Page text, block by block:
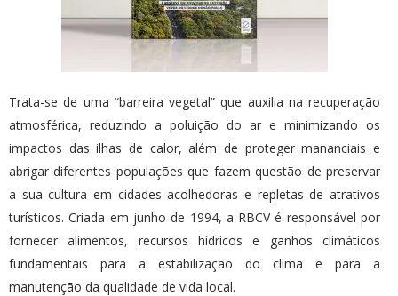
Trata-se de uma “barreira vegetal” que auxilia na recuperação
atmosférica, reduzindo a poluição do ar e minimizando os
impactos das ilhas de calor, além de proteger mananciais e
abrigar diferentes populações que fazem questão de preservar
a sua cultura em cidades acolhedoras e repletas de atrativos
turísticos. Criada em junho de 1994, a RBCV é responsável por
fornecer alimentos, recursos hídricos e ganhos climáticos
fundamentais para a estabilização do clima e para a
manutenção da qualidade de vida local.